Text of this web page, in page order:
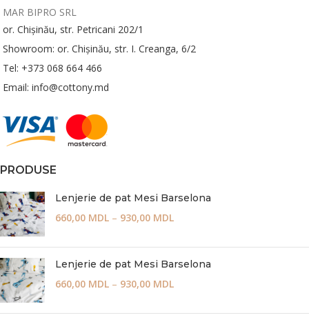
MAR BIPRO SRL
or. Chișinău, str. Petricani 202/1
Showroom: or. Chișinău, str. I. Creanga, 6/2
Tel: +373 068 664 466
Email: info@cottony.md
PRODUSE
Lenjerie de pat Mesi Barselona
660,00 MDL – 930,00 MDL
Lenjerie de pat Mesi Barselona
660,00 MDL – 930,00 MDL